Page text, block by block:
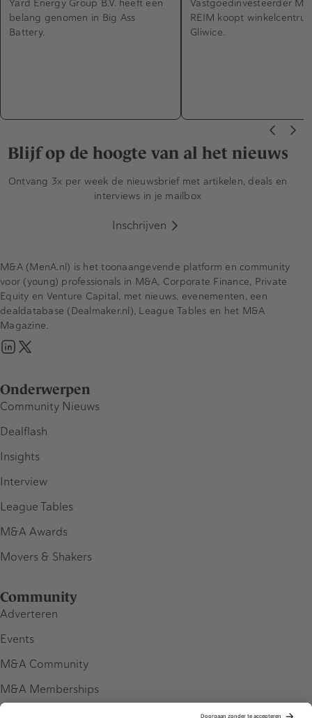
Yard Energy Group B.V. heeft een
belang genomen in Big Ass
Battery.
Vastgoedinvesteerder
REIM koopt
Gliwice.
Blijf op de hoogte van al het nieuws
Ontvang 3x per week de nieuwsbrief met artikelen, deals en
interviews in je mailbox
Inschrijven
Onderwerpen
Community Nieuws
Dealflash
Insights
Interview
League Tables
M&A Awards
Movers & Shakers
Community
Adverteren
Events
M&A Community
M&A Memberships
M&A (MenA.nl) is het toonaangevende platform en community
voor (young) professionals in M&A, Corporate Finance, Private
Equity en Venture Capital, met nieuws, evenementen, een
dealdatabase (Dealmaker.nl), League Tables en het M&A
Magazine.